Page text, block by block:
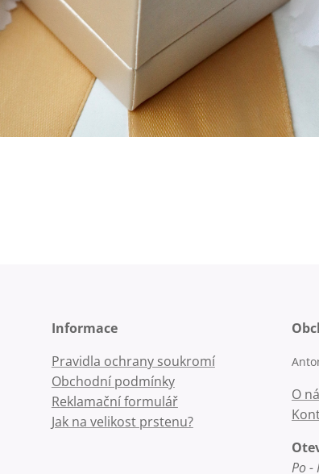
Informace
Pravidla ochrany soukromí
Obchodní podmínky
Reklamační formulář
Jak na velikost prstenu?
O
Po -